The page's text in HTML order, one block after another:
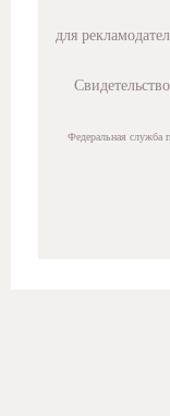
для
Федеральная служба